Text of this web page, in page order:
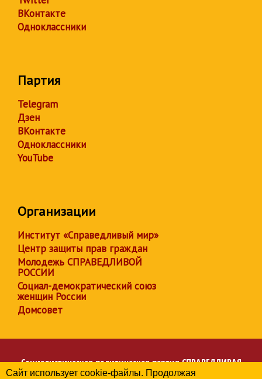
ВКонтакте
Одноклассники
Партия
Telegram
Дзен
ВКонтакте
Одноклассники
YouTube
Организации
Институт «Справедливый мир»
Центр защиты прав граждан
Молодежь СПРАВЕДЛИВОЙ
РОССИИ
Социал-демократический союз
женщин России
Домсовет
Социалистическая политическая партияСПРАВЕДЛИВАЯ
РОССИЯ
Сайт использует cookie-файлы. Продолжая